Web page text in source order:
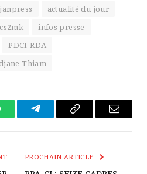
actualité du jour
infos presse
PDCI-RDA
Thiam
TélégrammeCopier
Lien
E-
PROCHAIN ARTICLE